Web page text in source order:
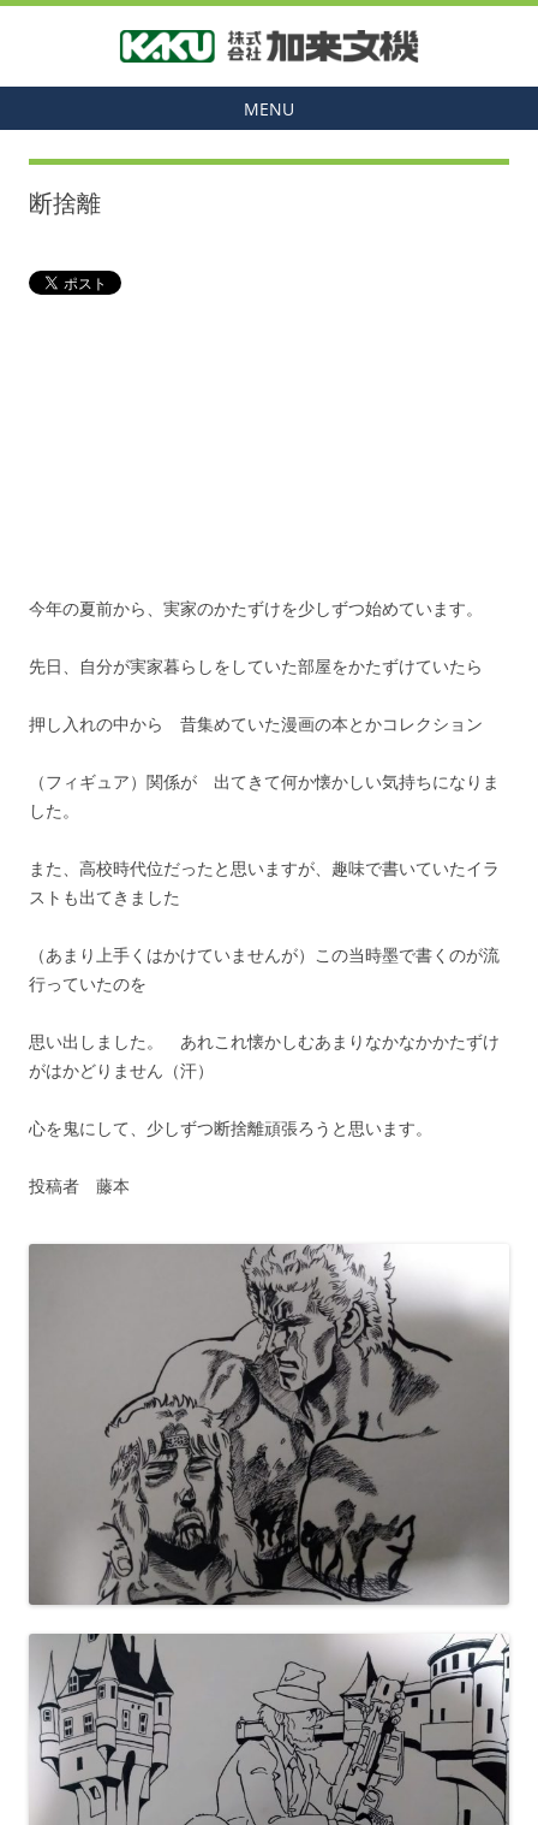
MENU
断捨離
今年の夏前から、実家のかたずけを少しずつ始めています。
先日、自分が実家暮らしをしていた部屋をかたずけていたら
押し入れの中から 昔集めていた漫画の本とかコレクション
（フィギュア）関係が 出てきて何か懐かしい気持ちになりま
した。
また、高校時代位だったと思いますが、趣味で書いていたイラ
ストも出てきました
（あまり上手くはかけていませんが）この当時墨で書くのが流
行っていたのを
思い出しました。 あれこれ懐かしむあまりなかなかかたずけ
がはかどりません（汗）
心を鬼にして、少しずつ断捨離頑張ろうと思います。
投稿者 藤本